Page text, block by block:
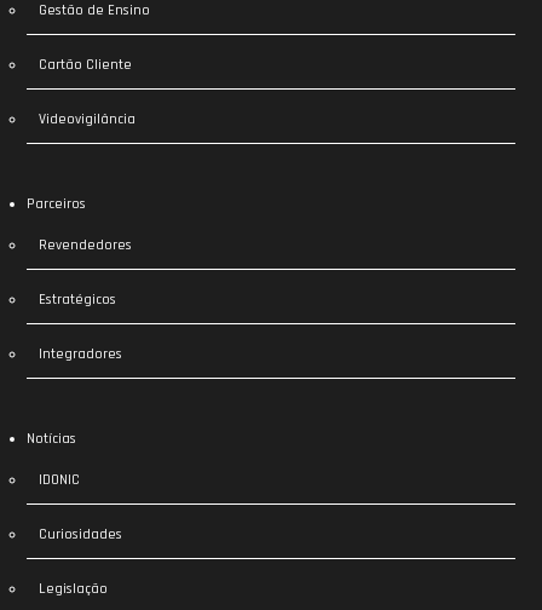
Gestão de Ensino
Cartão Cliente
Videovigilância
Parceiros
Revendedores
Estratégicos
Integradores
Notícias
IDONIC
Curiosidades
Legislação